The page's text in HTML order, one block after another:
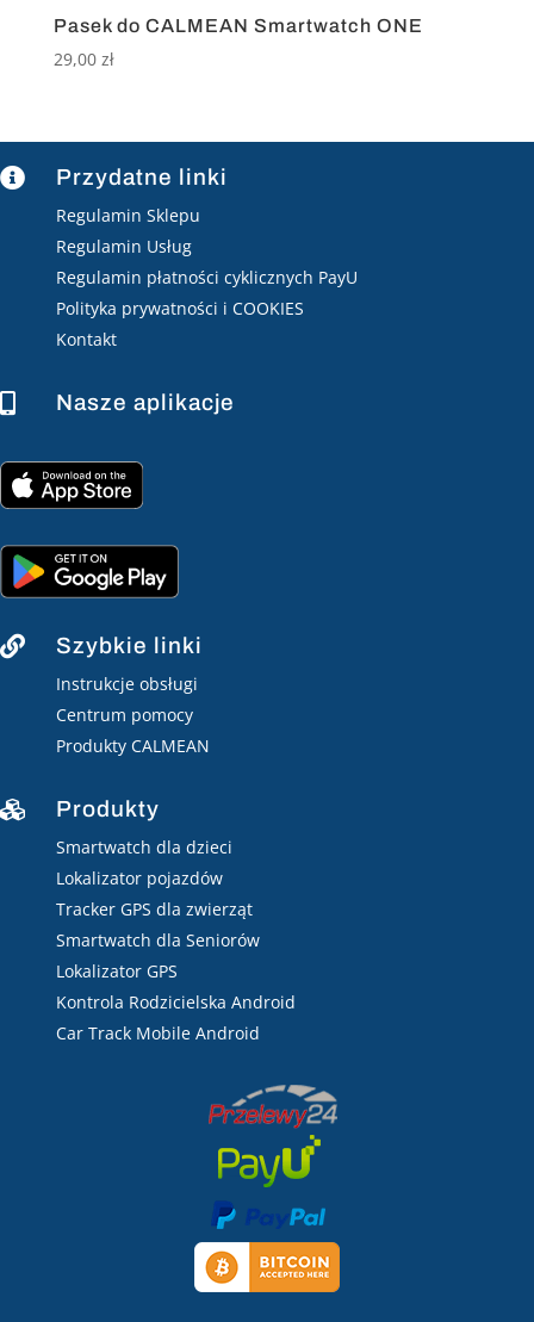
Pasek do CALMEAN Smartwatch ONE
29,00 zł
 Przydatne linki
Regulamin Sklepu
Regulamin Usług
Regulamin płatności cyklicznych PayU
Polityka prywatności i COOKIES
Kontakt
 Nasze aplikacje
 Szybkie linki
Instrukcje obsługi
Centrum pomocy
Produkty CALMEAN
 Produkty
Smartwatch dla dzieci
Lokalizator pojazdów
Tracker GPS dla zwierząt
Smartwatch dla Seniorów
Lokalizator GPS
Kontrola Rodzicielska Android
Car Track Mobile Android